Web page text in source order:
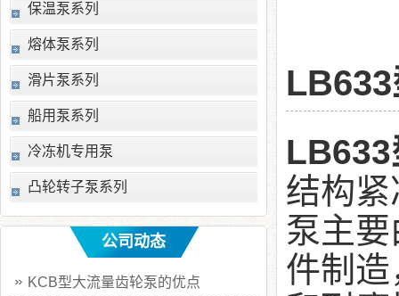
LB633
结构
泵主
件制
保温泵系列
熔体泵系列
滑片泵系列
船用泵系列
冷冻机专用泵
凸轮转子泵系列
公司动态
KCB型大流量齿轮泵的优点